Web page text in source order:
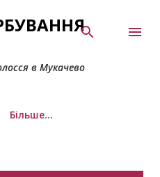
вмісту
в Мукачево
Більше…